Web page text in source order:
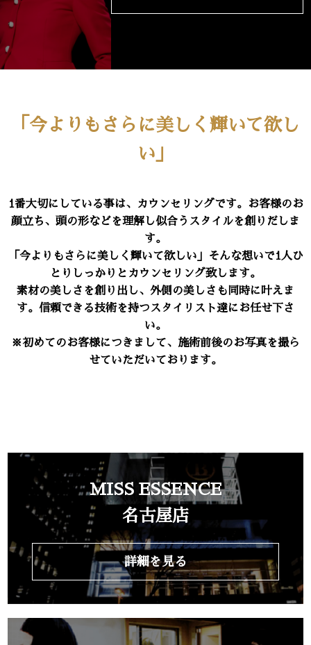
「今よりもさらに美しく輝いて欲し
い」
1番大切にしている事は、カウンセリングです。お客様のお
顔立ち、頭の形などを理解し似合うスタイルを創りだしま
す。
「今よりもさらに美しく輝いて欲しい」そんな想いで1人ひ
とりしっかりとカウンセリング致します。
素材の美しさを創り出し、外側の美しさも同時に叶えま
す。信頼できる技術を持つスタイリスト達にお任せ下さ
い。
※初めてのお客様につきまして、施術前後のお写真を撮ら
せていただいております。
MISS ESSENCE
名古屋店
詳細を見る